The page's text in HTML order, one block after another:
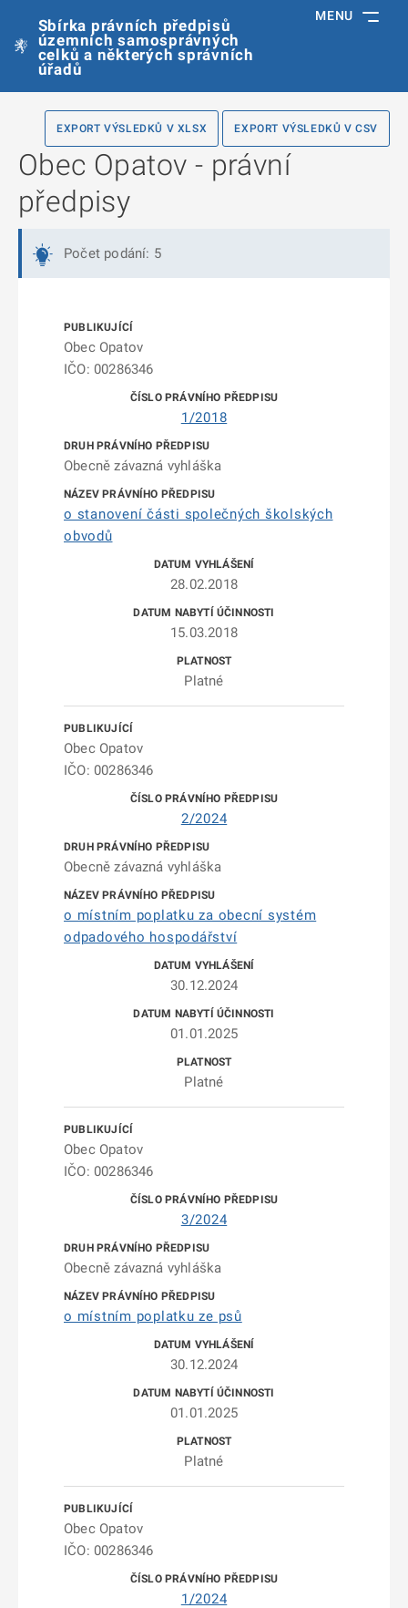
Sbírka právních předpisů
územních samosprávných
celků a některých správních
úřadů
MENU
EXPORT VÝSLEDKŮ V XLSX EXPORT VÝSLEDKŮ V CSV
Obec Opatov - právní
předpisy
Počet podání: 5
Obec Opatov
IČO: 00286346
1/2018
Obecně závazná vyhláška
o stanovení části společných školských
obvodů
28.02.2018
15.03.2018
Platné
Obec Opatov
IČO: 00286346
2/2024
Obecně závazná vyhláška
o místním poplatku za obecní systém
odpadového hospodářství
30.12.2024
01.01.2025
Platné
Obec Opatov
IČO: 00286346
3/2024
Obecně závazná vyhláška
o místním poplatku ze psů
30.12.2024
01.01.2025
Platné
Obec Opatov
IČO: 00286346
1/2024